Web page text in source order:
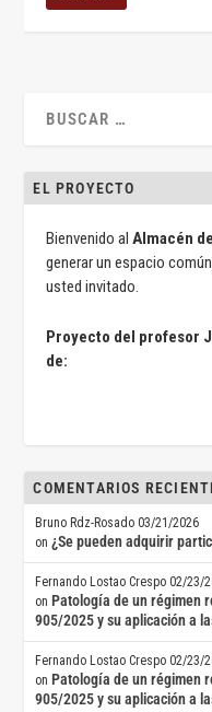
EL PROYECTO
Bienvenido alAlmacén
generar un espacio
usted invitado.
Proyecto del profesor
de:
COMENTARIOS
Bruno Rdz-Rosado 03/21/2026
on¿Se pueden adquirir
Fernando Lostao Crespo 02/23/
on Patología de un régimen
905/2025 y su aplicación a
Fernando Lostao Crespo 02/23/
on Patología de un régimen
905/2025 y su aplicación a